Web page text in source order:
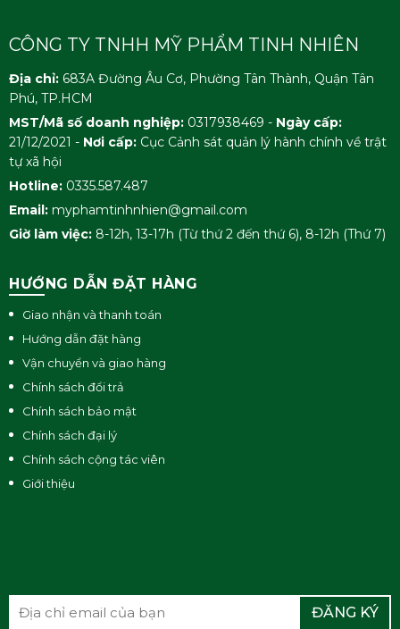
CÔNG TY TNHH MỸ PHẨM TINH NHIÊN
Địa chỉ: 683A Đường Âu Cơ, Phường Tân Thành, Quận Tân
Phú, TP.HCM
MST/Mã số doanh nghiệp: 0317938469 - Ngày cấp:
21/12/2021 - Nơi cấp: Cục Cảnh sát quản lý hành chính về trật
tự xã hội
Hotline: 0335.587.487
Email: myphamtinhnhien@gmail.com
Giờ làm việc: 8-12h, 13-17h (Từ thứ 2 đến thứ 6), 8-12h (Thứ 7)
HƯỚNG DẪN ĐẶT HÀNG
Giao nhận và thanh toán
Hướng dẫn đặt hàng
Vận chuyển và giao hàng
Chính sách đổi trả
Chính sách bảo mật
Chính sách đại lý
Chính sách cộng tác viên
Giới thiệu
ĐĂNG KÝ